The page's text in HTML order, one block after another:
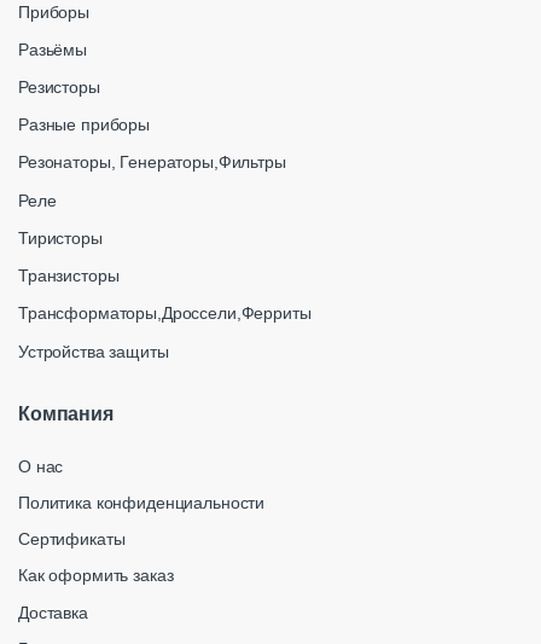
Приборы
Разьёмы
Резисторы
Разные приборы
Резонаторы, Генераторы,Фильтры
Реле
Тиристоры
Транзисторы
Трансформаторы,Дроссели,Ферриты
Устройства защиты
Компания
О нас
Политика конфиденциальности
Сертификаты
Как оформить заказ
Доставка